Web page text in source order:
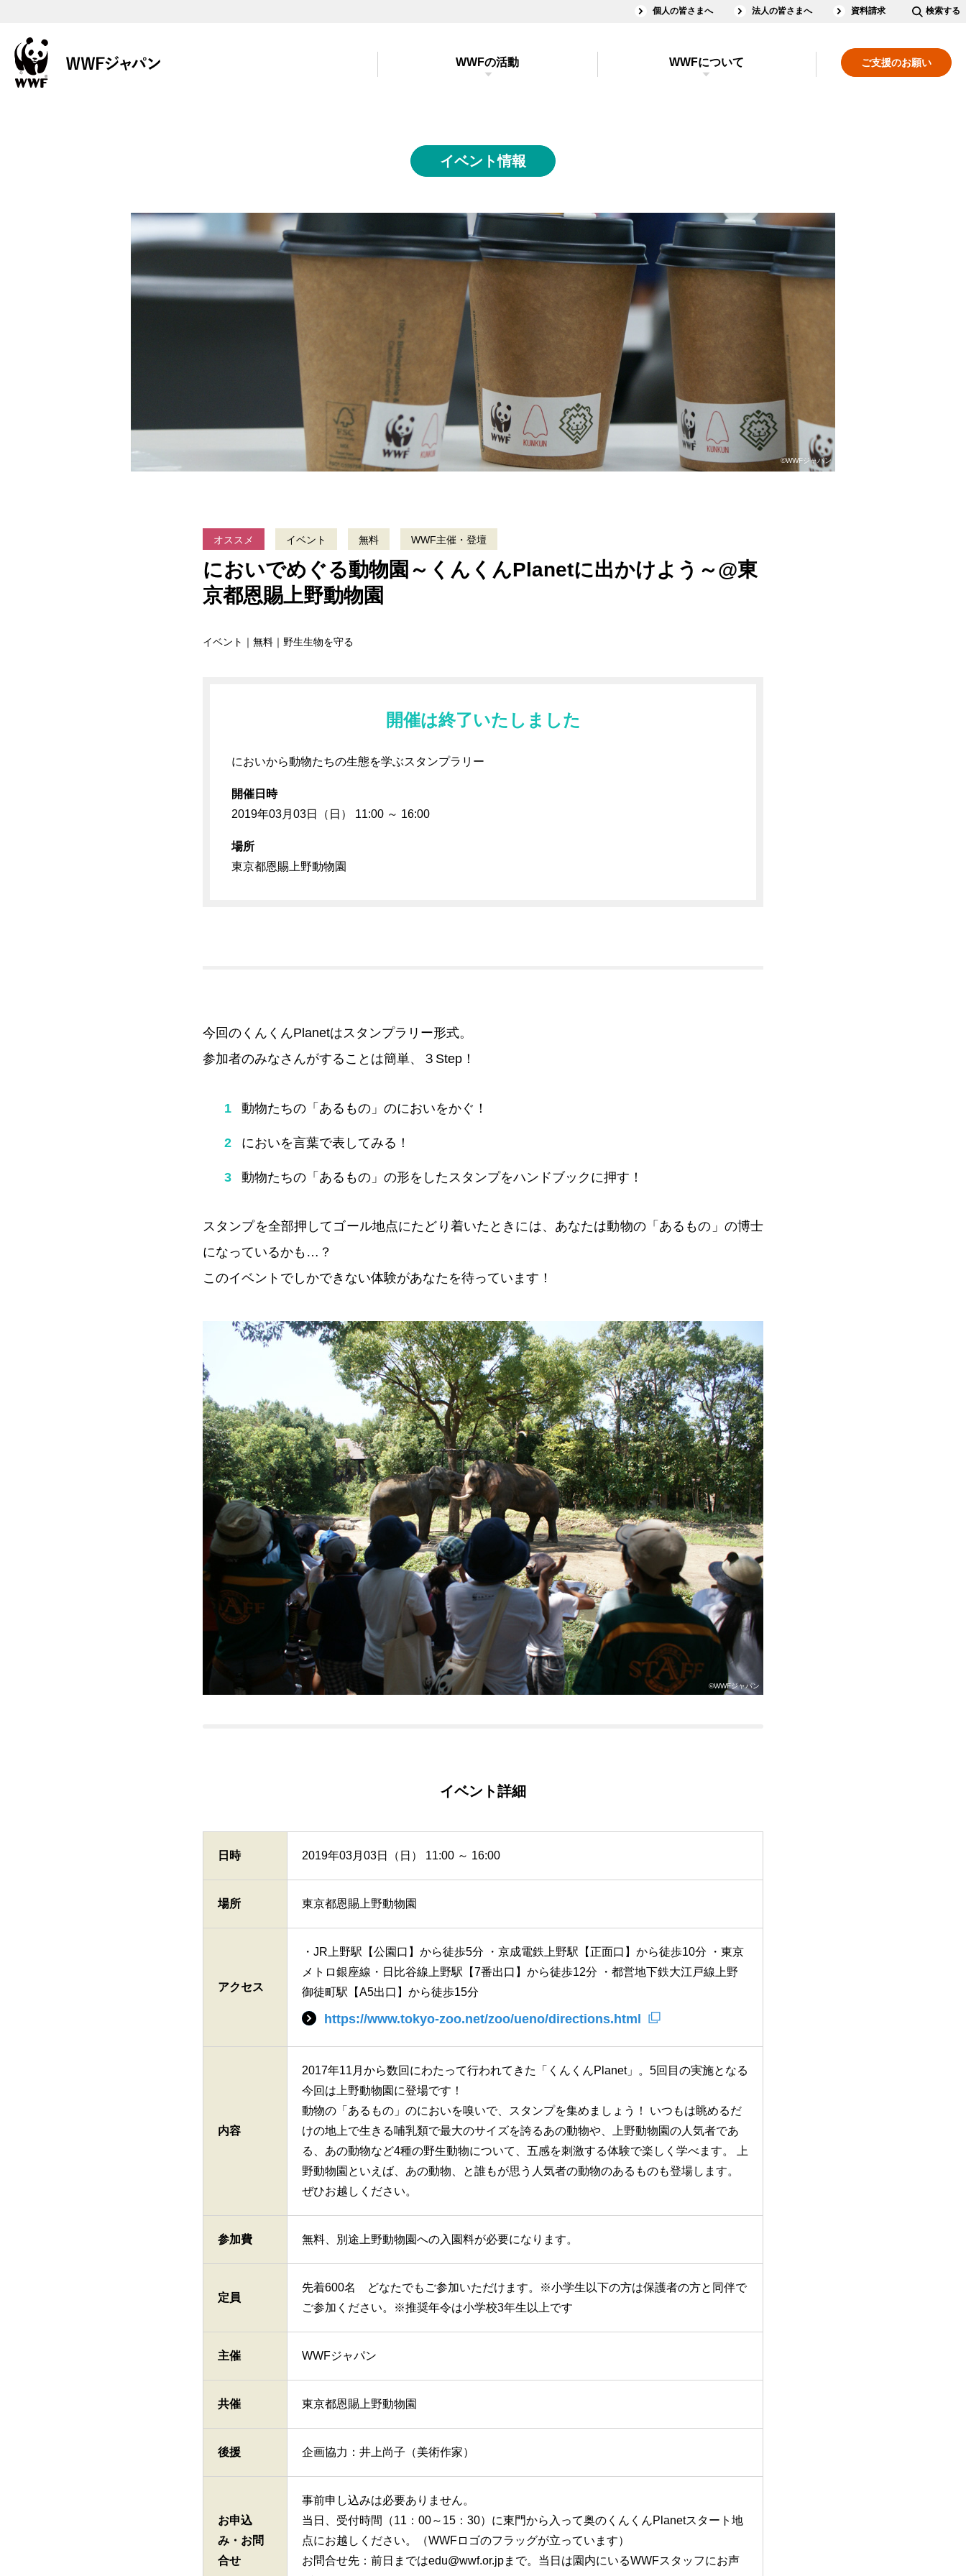
個人の皆さまへ 法人の皆さまへ 資料請求 検索する
ご支援のお願い
WWFの活動 WWFについて
イベント情報
©WWFジャパン
オススメ イベント 無料 WWF主催・登壇
においでめぐる動物園～くんくんPlanetに出かけよう～@東
京都恩賜上野動物園
イベント｜無料｜野生生物を守る
開催は終了いたしました
においから動物たちの生態を学ぶスタンプラリー
開催日時
2019年03月03日（日） 11:00 ～ 16:00
場所
東京都恩賜上野動物園
今回のくんくんPlanetはスタンプラリー形式。
参加者のみなさんがすることは簡単、３Step！
動物たちの「あるもの」のにおいをかぐ！
においを言葉で表してみる！
動物たちの「あるもの」の形をしたスタンプをハンドブックに押す！
スタンプを全部押してゴール地点にたどり着いたときには、あなたは動物の「あるもの」の博士
になっているかも…？
このイベントでしかできない体験があなたを待っています！
©WWFジャパン
イベント詳細
日時 2019年03月03日（日） 11:00 ～ 16:00
場所 東京都恩賜上野動物園
アクセス
・JR上野駅【公園口】から徒歩5分 ・京成電鉄上野駅【正面口】から徒歩10分 ・東京
メトロ銀座線・日比谷線上野駅【7番出口】から徒歩12分 ・都営地下鉄大江戸線上野
御徒町駅【A5出口】から徒歩15分
https://www.tokyo-zoo.net/zoo/ueno/directions.html
内容
2017年11月から数回にわたって行われてきた「くんくんPlanet」。5回目の実施となる
今回は上野動物園に登場です！
動物の「あるもの」のにおいを嗅いで、スタンプを集めましょう！ いつもは眺めるだ
けの地上で生きる哺乳類で最大のサイズを誇るあの動物や、上野動物園の人気者であ
る、あの動物など4種の野生動物について、五感を刺激する体験で楽しく学べます。 上
野動物園といえば、あの動物、と誰もが思う人気者の動物のあるものも登場します。
ぜひお越しください。
参加費 無料、別途上野動物園への入園料が必要になります。
定員
先着600名 どなたでもご参加いただけます。※小学生以下の方は保護者の方と同伴で
ご参加ください。※推奨年令は小学校3年生以上です
主催 WWFジャパン
共催 東京都恩賜上野動物園
後援 企画協力：井上尚子（美術作家）
お申込
み・お問
合せ
事前申し込みは必要ありません。
当日、受付時間（11：00～15：30）に東門から入って奥のくんくんPlanetスタート地
点にお越しください。（WWFロゴのフラッグが立っています）
お問合せ先：前日まではedu@wwf.or.jpまで。当日は園内にいるWWFスタッフにお声